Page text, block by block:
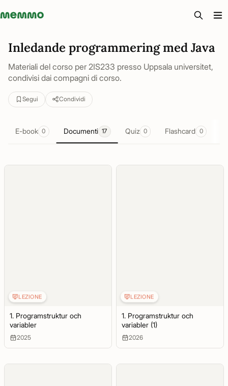
Memmo - AI-verktyg och digital kurslitteratur
Inledande programmering med Java
Materiali del corso per 2IS233 presso Uppsala universitet,
condivisi dai compagni di corso.
Segui Condividi
E-book 0 Documenti 17 Quiz 0 Flashcard 0
LEZIONE
1. Programstruktur och
variabler
2025
LEZIONE
1. Programstruktur och
variabler (1)
2026